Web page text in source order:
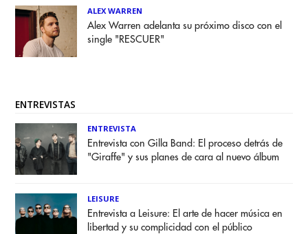
ALEX WARREN
Alex Warren adelanta su próximo disco con el
single "RESCUER"
ENTREVISTAS
ENTREVISTA
Entrevista con Gilla Band: El proceso detrás de
"Giraffe" y sus planes de cara al nuevo álbum
LEISURE
Entrevista a Leisure: El arte de hacer música en
libertad y su complicidad con el público